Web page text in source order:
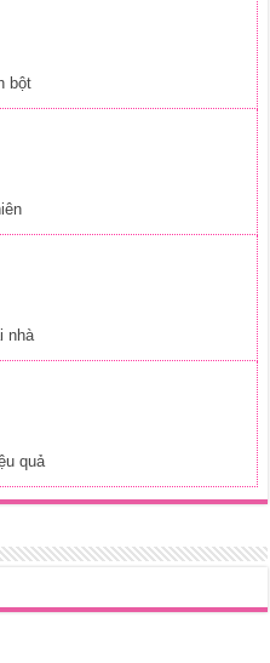
quả
Làm Đẹp, All Rights Reserved -